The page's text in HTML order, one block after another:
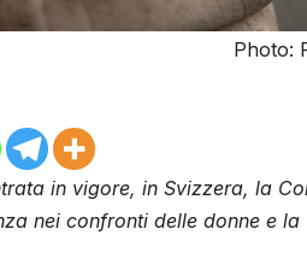
Photo:
in vigore, in Svizzera, la
nei confronti delle donne e